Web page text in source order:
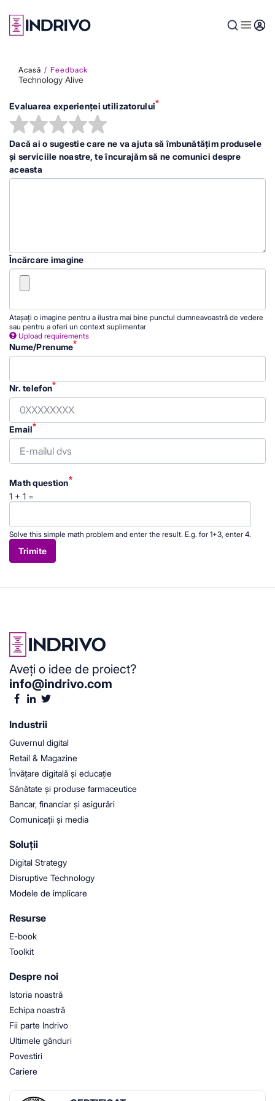
main
content
Acasă Feedback
Technology Alive
Evaluarea experienței utilizatorului
Dacă ai o sugestie care ne va ajuta să îmbunătățim produsele
și serviciile noastre, te încurajăm să ne comunici despre
aceasta
Încărcare imagine
Atașați o imagine pentru a ilustra mai bine punctul dumneavoastră de vedere
sau pentru a oferi un context suplimentar
Upload requirements
Nume/Prenume
Nr. telefon
Email
Math question
1 + 1 =
Solve this simple math problem and enter the result. E.g. for 1+3, enter 4.
Trimite
Aveți o idee de proiect?
info@indrivo.com
Industrii
Guvernul digital
Retail & Magazine
Învățare digitală și educație
Sănătate și produse farmaceutice
Bancar, financiar și asigurări
Comunicații și media
Soluții
Digital Strategy
Disruptive Technology
Modele de implicare
Resurse
E-book
Toolkit
Despre noi
Istoria noastră
Echipa noastră
Fii parte Indrivo
Ultimele gânduri
Povestiri
Cariere